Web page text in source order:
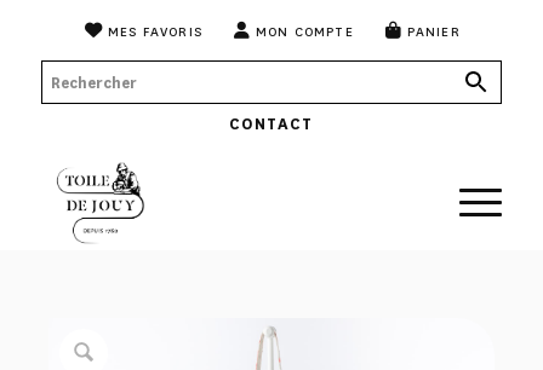
MES FAVORIS MON COMPTE PANIER
CONTACT